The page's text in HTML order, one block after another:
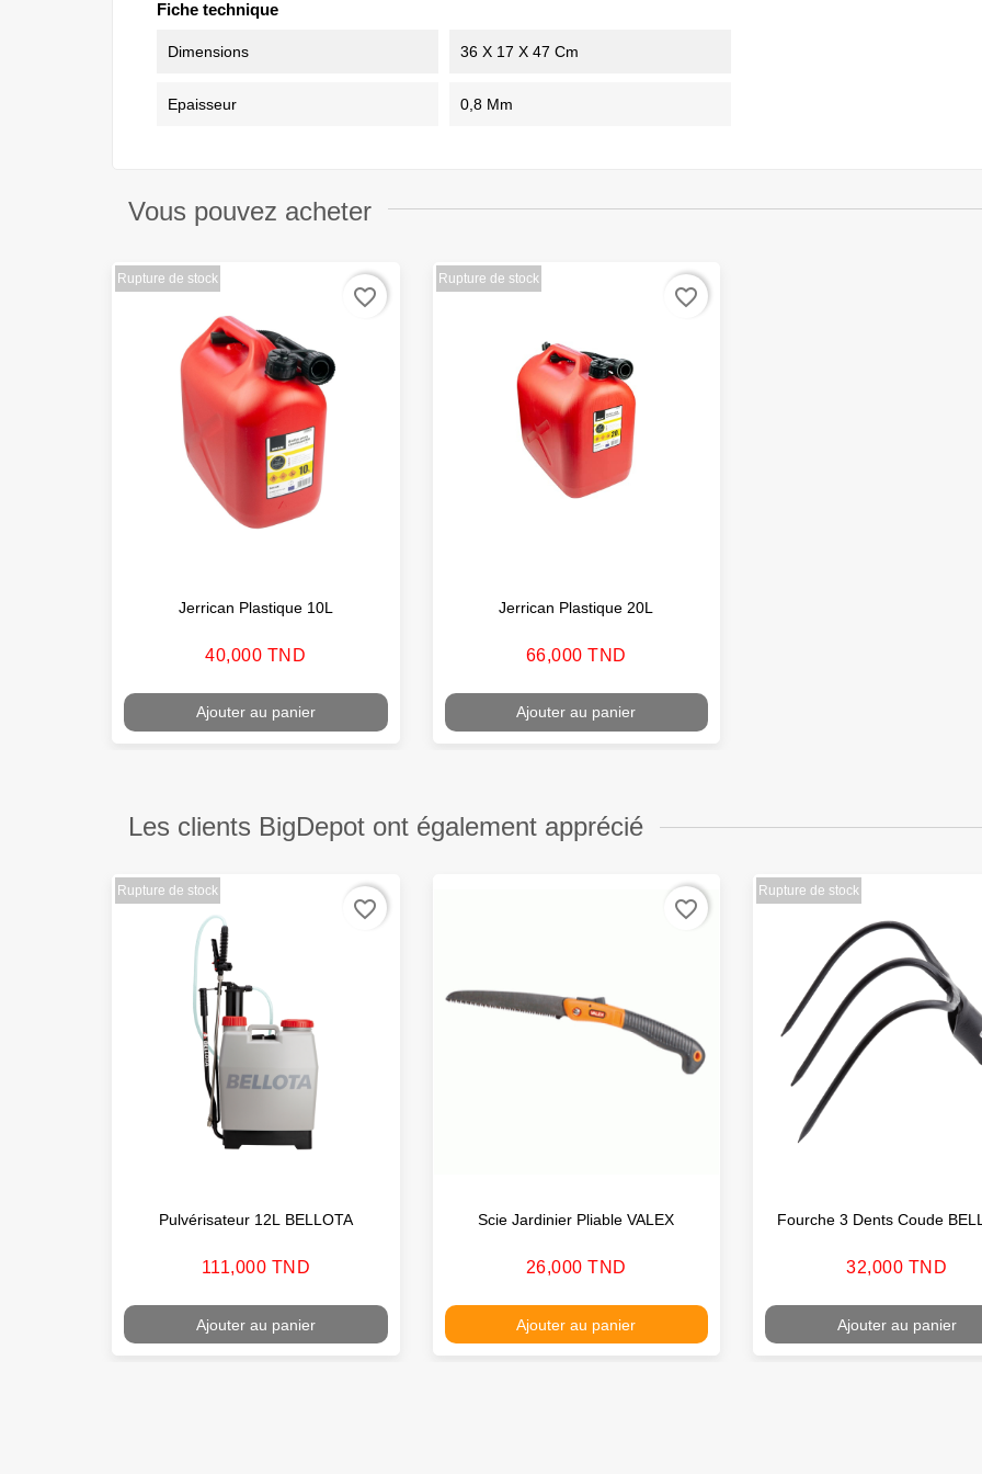
Fiche technique
Dimensions 36 X 17 X 47 Cm
Epaisseur 0,8 Mm
Vous pouvez acheter
Rupture de stock
Jerrican Plastique 10L
Prix
40,000 TND
Ajouter au panier
favorite_border
Rupture de stock
Jerrican Plastique 20L
Prix
66,000 TND
Ajouter au panier
favorite_border
Les clients BigDepot ont également apprécié
Rupture de stock
Pulvérisateur 12L BELLOTA
Prix
111,000 TND
Ajouter au panier
favorite_border
Scie Jardinier Pliable VALEX
Prix
26,000 TND
Ajouter au panier
favorite_border
Rupture de stock
Fourche 3 Dents Coude
Prix
32,000 TND
Ajouter au panier